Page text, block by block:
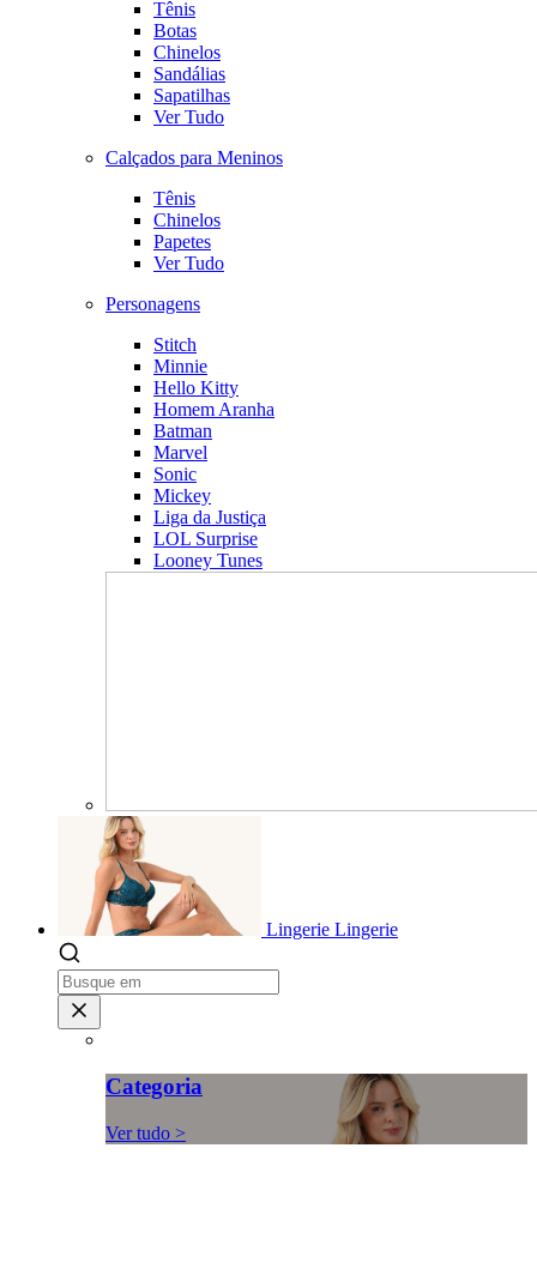
Tênis
Botas
Chinelos
Sandálias
Sapatilhas
Ver Tudo
Calçados para Meninos
Tênis
Chinelos
Papetes
Ver Tudo
Personagens
Stitch
Minnie
Hello Kitty
Homem Aranha
Batman
Marvel
Sonic
Mickey
Liga da Justiça
LOL Surprise
Looney Tunes
Lingerie Lingerie
Categoria
Ver tudo >